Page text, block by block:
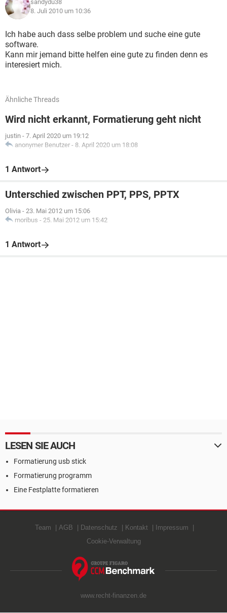
sandydu38
8. Juli 2010 um 10:36
Ich habe auch dass selbe problem und suche eine gute
software.
Kann mir jemand bitte helfen eine gute zu finden denn es
interesiert mich.
Ähnliche Threads
Wird nicht erkannt, Formatierung geht nicht
justin - 7. April 2020 um 19:12
anonymer Benutzer - 8. April 2020 um 18:08
1 Antwort
Unterschied zwischen PPT, PPS, PPTX
Olivia - 23. Mai 2012 um 15:06
moribus - 25. Mai 2012 um 15:42
1 Antwort
LESEN SIE AUCH
Formatierung usb stick
Formatierung programm
Eine Festplatte formatieren
Team AGB Datenschutz Kontakt
Impressum
Cookie-Verwaltung
www.recht-finanzen.de